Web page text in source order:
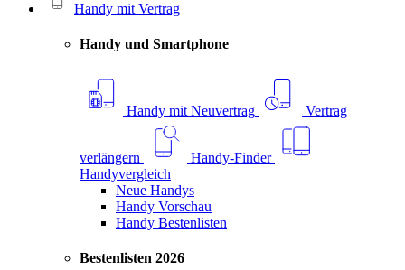
Handy mit Vertrag
Handy und Smartphone
Handy mit Neuvertrag Vertrag
verlängern
Handy-Finder
Handyvergleich
Neue Handys
Handy Vorschau
Handy Bestenlisten
Bestenlisten 2026